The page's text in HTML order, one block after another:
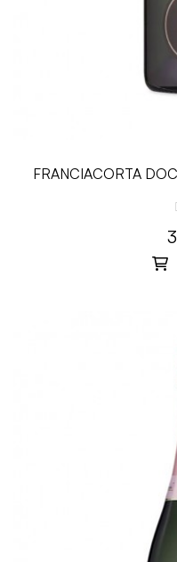
FRANCIACORTA